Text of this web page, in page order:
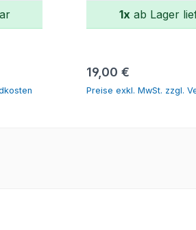
1x ab Lager
Regulärer Preis:
19,00 €
Preise exkl. MwSt. zzgl.